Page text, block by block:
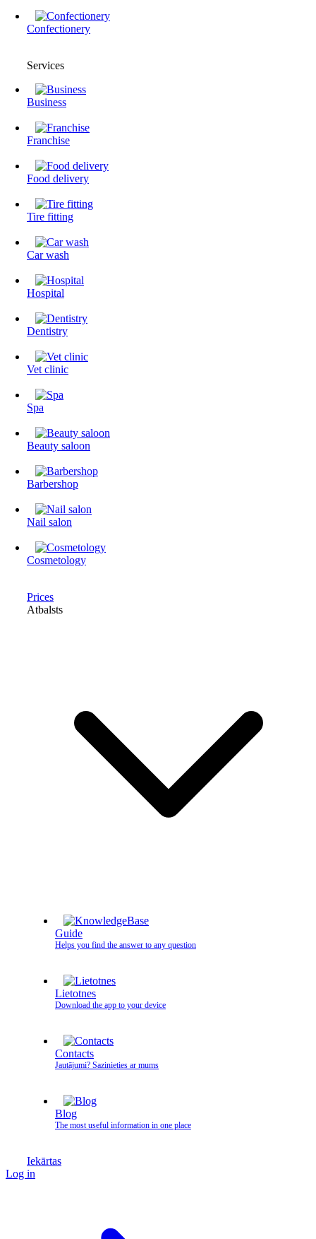
Confectionery
Services
Business
Franchise
Food delivery
Tire fitting
Сar wash
Hospital
Dentistry
Vet clinic
Spa
Beauty saloon
Barbershop
Nail salon
Cosmetology
Prices
Atbalsts
Guide
Helps you find the answer to any question
Lietotnes
Download the app to your device
Contacts
Jautājumi? Sazinieties ar mums
Blog
The most useful information in one place
Iekārtas
Log in